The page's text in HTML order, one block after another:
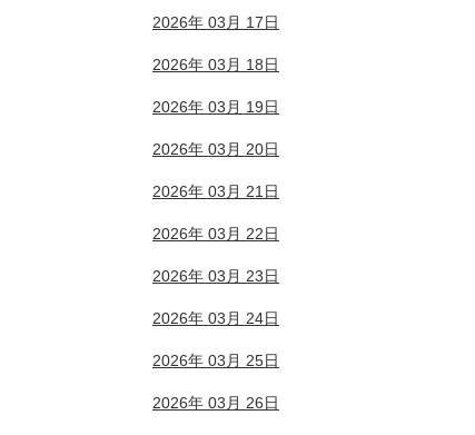
2026年 03月 17日
2026年 03月 18日
2026年 03月 19日
2026年 03月 20日
2026年 03月 21日
2026年 03月 22日
2026年 03月 23日
2026年 03月 24日
2026年 03月 25日
2026年 03月 26日